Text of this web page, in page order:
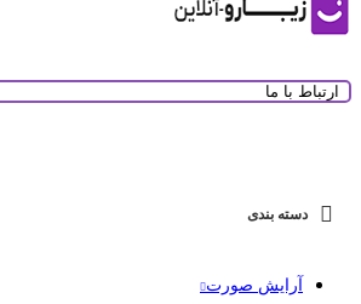
ارتباط با ما
دسته بندی
آرایش صورت